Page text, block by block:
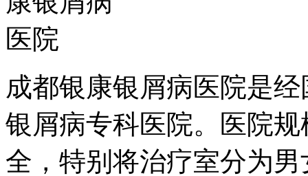
成都银康银屑病医院是
银屑病专科医院。医院
全，特别将治疗室分为